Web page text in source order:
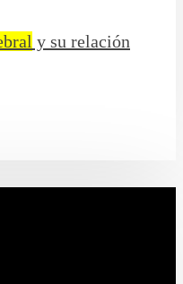
y su relación